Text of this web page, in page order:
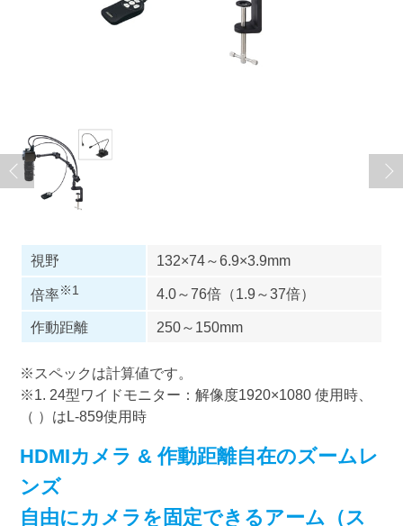
視野 132×74～6.9×3.9mm
倍率※1 4.0～76倍（1.9～37倍）
作動距離 250～150mm
※スペックは計算値です。
※1. 24型ワイドモニター：解像度1920×1080 使用時、
（ ）はL-859使用時
HDMIカメラ & 作動距離自在のズームレ
ンズ
自由にカメラを固定できるアーム（ス